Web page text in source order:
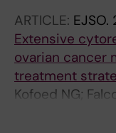
ARTICLE: EJSO.
Extensive
ovarian cancer
treatment
Kofoed NG;